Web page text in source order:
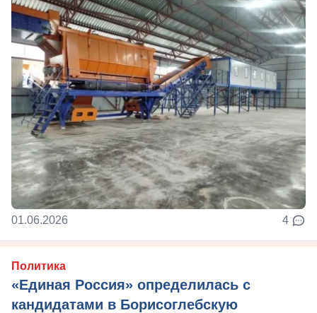
01.06.2026 4
Политика
«Единая Россия» определилась с
кандидатами в Борисоглебскую